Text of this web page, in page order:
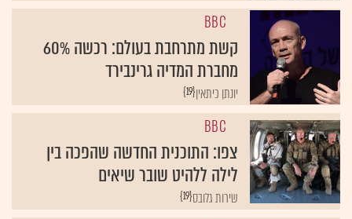
BBC
קשת מתרחבת בעולם: רכשה 60%
מחברת המדיה גרינבירד
{19}יונתן כיתאין
BBC
צפו: התוכנית החדשה שהפכה בין
לילה ללהיט שובר שיאים
{19}שירות גלובס